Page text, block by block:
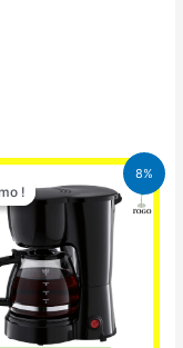
8%
!!
Le
prix
initial
25.000 CFA.
Le
prix
actuel
est :
23.000 CFA.